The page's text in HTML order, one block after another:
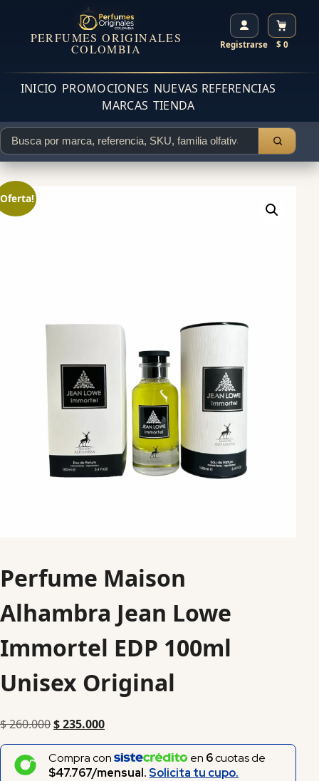
PERFUMES ORIGINALES
COLOMBIA Registrarse $ 0
INICIO PROMOCIONES NUEVAS REFERENCIAS
MARCAS TIENDA
Perfume Maison
Alhambra Jean Lowe
Immortel EDP 100ml
Unisex Original
$260.000$235.000
Compra con en 6cuotas de
$47.767/mensual.Solicita tu cupo.